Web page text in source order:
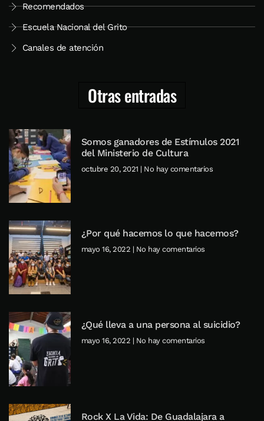
Recomendados
Escuela Nacional del Grito
Canales de atención
Otras entradas
Somos ganadores de Estímulos 2021
del Ministerio de Cultura
octubre 20, 2021 No hay comentarios
¿Por qué hacemos lo que hacemos?
mayo 16, 2022 No hay comentarios
¿Qué lleva a una persona al suicidio?
mayo 16, 2022 No hay comentarios
Rock X La Vida: De Guadalajara a